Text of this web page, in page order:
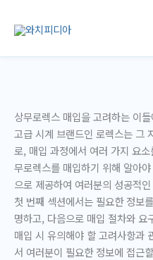
로
상무로렉스 매입을 고려하는 이
고급 시계 브랜드인 로렉스는 그
로, 매입 과정에서 여러 가지 요
무로렉스를 매입하기 위해 알아
으로 제공하여 여러분의 성공적
첫 번째 섹션에서는 필요한 정보
명하고, 다음으로 매입 절차와
매입 시 유의해야 할 고려사항과
서 여러분이 필요한 정보에 접근